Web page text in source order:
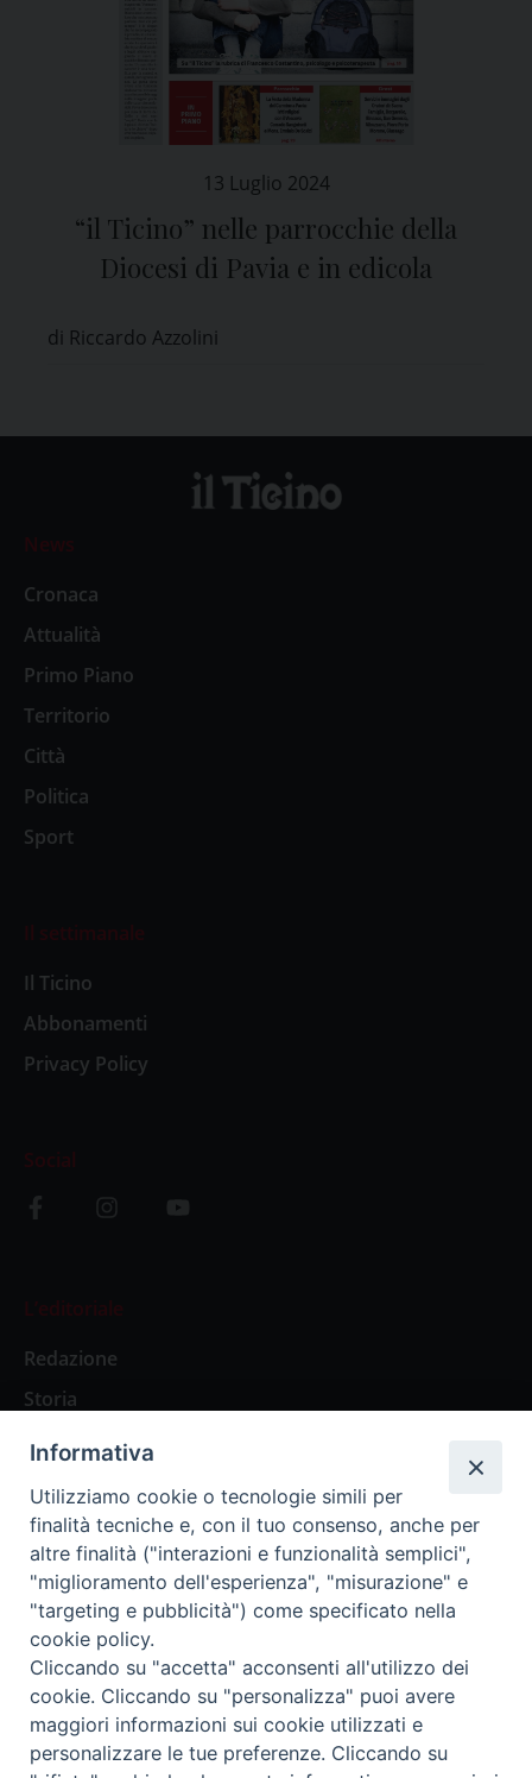
13 Luglio 2024
“il Ticino” nelle parrocchie della
Diocesi di Pavia e in edicola
di Riccardo Azzolini
News
Cronaca
Attualità
Primo Piano
Territorio
Città
Politica
Sport
Il settimanale
Il Ticino
Abbonamenti
Privacy Policy
Social
L’editoriale
Redazione
Storia
Abbonamenti
Abbonamento Annuale Digitale
Abbonamento Annuale Cartaceo
Abbonamento Singola Copia Digitale
Redazione: Pavia, Piazza Duomo 11 - tel. 0382.24736 -
Informativa
Utilizziamo cookie o tecnologie simili per
finalità tecniche e, con il tuo consenso, anche per
altre finalità ("interazioni e funzionalità semplici",
"miglioramento dell'esperienza", "misurazione" e
"targeting e pubblicità") come specificato nella
cookie policy.
Cliccando su "accetta" acconsenti all'utilizzo dei
cookie. Cliccando su "personalizza" puoi avere
maggiori informazioni sui cookie utilizzati e
personalizzare le tue preferenze. Cliccando su